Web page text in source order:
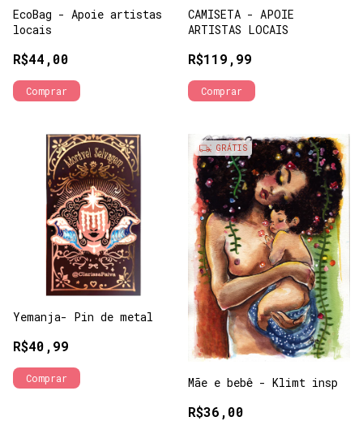
EcoBag - Apoie artistas
locais
R$44,00
CAMISETA - APOIE
ARTISTAS LOCAIS
R$119,99
Comprar
Yemanja- Pin de metal
R$40,99
GRÁTIS
Mãe e bebê - Klimt insp
R$36,00